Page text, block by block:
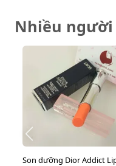
Nhiều
Son dưỡng Dior Addict